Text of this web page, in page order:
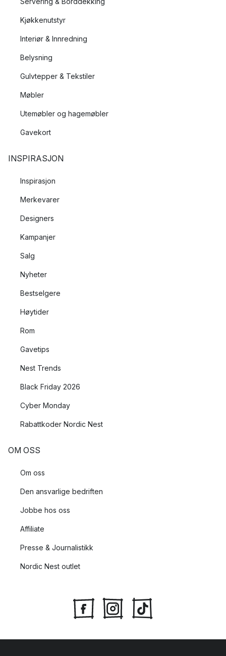
Kjøkkenutstyr
Interiør & Innredning
Belysning
Gulvtepper & Tekstiler
Møbler
Utemøbler og hagemøbler
Gavekort
INSPIRASJON
Inspirasjon
Merkevarer
Designers
Kampanjer
Salg
Nyheter
Bestselgere
Høytider
Rom
Gavetips
Nest Trends
Black Friday 2026
Cyber Monday
Rabattkoder Nordic Nest
OM OSS
Om oss
Den ansvarlige bedriften
Jobbe hos oss
Affiliate
Presse & Journalistikk
Nordic Nest outlet